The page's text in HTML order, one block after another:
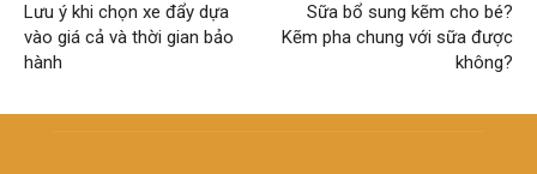
Lưu ý khi chọn xe đẩy dựa
vào giá cả và thời gian bảo
hành
Sữa bổ sung kẽm cho bé?
Kẽm pha chung với sữa được
không?